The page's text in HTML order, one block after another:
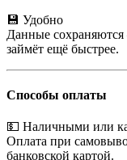
💾 Удобно
Данные
займёт ещё быстрее.
Способы оплаты
💵 Наличными или
Оплата при
банковской картой.